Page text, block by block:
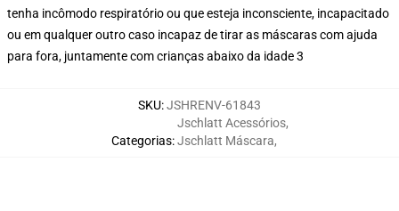
tenha incômodo respiratório ou que esteja inconsciente, incapacitado
ou em qualquer outro caso incapaz de tirar as máscaras com ajuda
para fora, juntamente com crianças abaixo da idade 3
SKU:JSHRENV-61843
Categorias:
Jschlatt Acessórios,
Jschlatt Máscara,